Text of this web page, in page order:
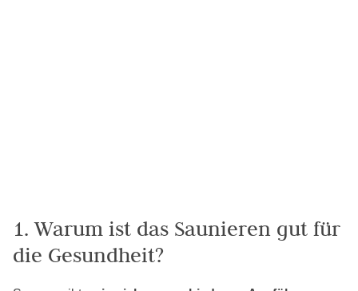
1. Warum ist das Saunieren gut für
die Gesundheit?